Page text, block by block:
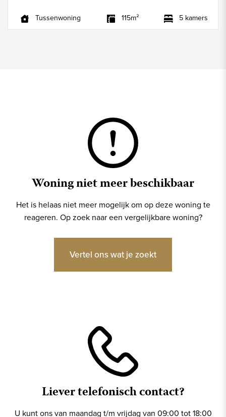
Tussenwoning 115m² 5 kamers
Woning niet meer beschikbaar
Het is helaas niet meer mogelijk om op deze woning te
reageren. Op zoek naar een vergelijkbare woning?
Vertel ons wat je zoekt
Liever telefonisch contact?
U kunt ons van maandag t/m vrijdag van 09:00 tot 18:00